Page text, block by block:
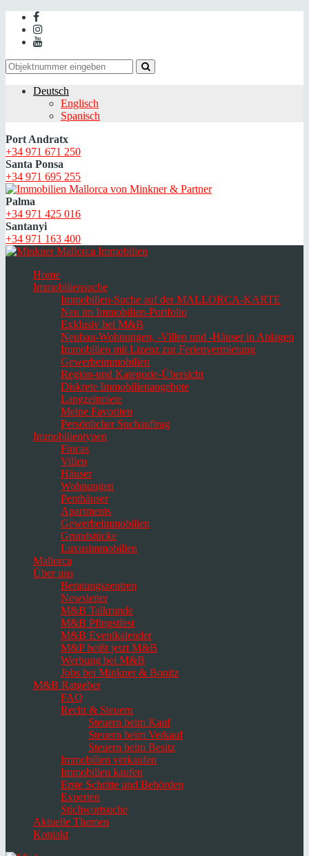
Deutsch
Englisch
Spanisch
Port Andratx
+34 971 671 250
Santa Ponsa
+34 971 695 255
Palma
+34 971 425 016
Santanyi
+34 971 163 400
Home
Immobiliensuche
Immobilien-Suche auf der MALLORCA-KARTE
Neu im Immobilien-Portfolio
Exklusiv bei M&B
Neubau-Wohnungen, -Villen und -Häuser in Anlagen
Immobilien mit Lizenz zur Ferienvermietung
Gewerbeimmobilien
Region-und Kategorie-Übersicht
Diskrete Immobilienangebote
Langzeitmiete
Meine Favoriten
Persönlicher Suchauftrag
Immobilientypen
Fincas
Villen
Häuser
Wohnungen
Penthäuser
Apartments
Gewerbeimmobilien
Grundstücke
Luxusimmobilien
Mallorca
Über uns
Beratungszentren
Newsletter
M&B Talkrunde
M&B Pfingstfest
M&B Eventkalender
M&P heißt jetzt M&B
Werbung bei M&B
Jobs bei Minkner & Bonitz
M&B Ratgeber
FAQ
Recht & Steuern
Steuern beim Kauf
Steuern beim Verkauf
Steuern beim Besitz
Immobilien verkaufen
Immobilien kaufen
Erste Schritte und Behörden
Experten
Stichwortsuche
Aktuelle Themen
Kontakt